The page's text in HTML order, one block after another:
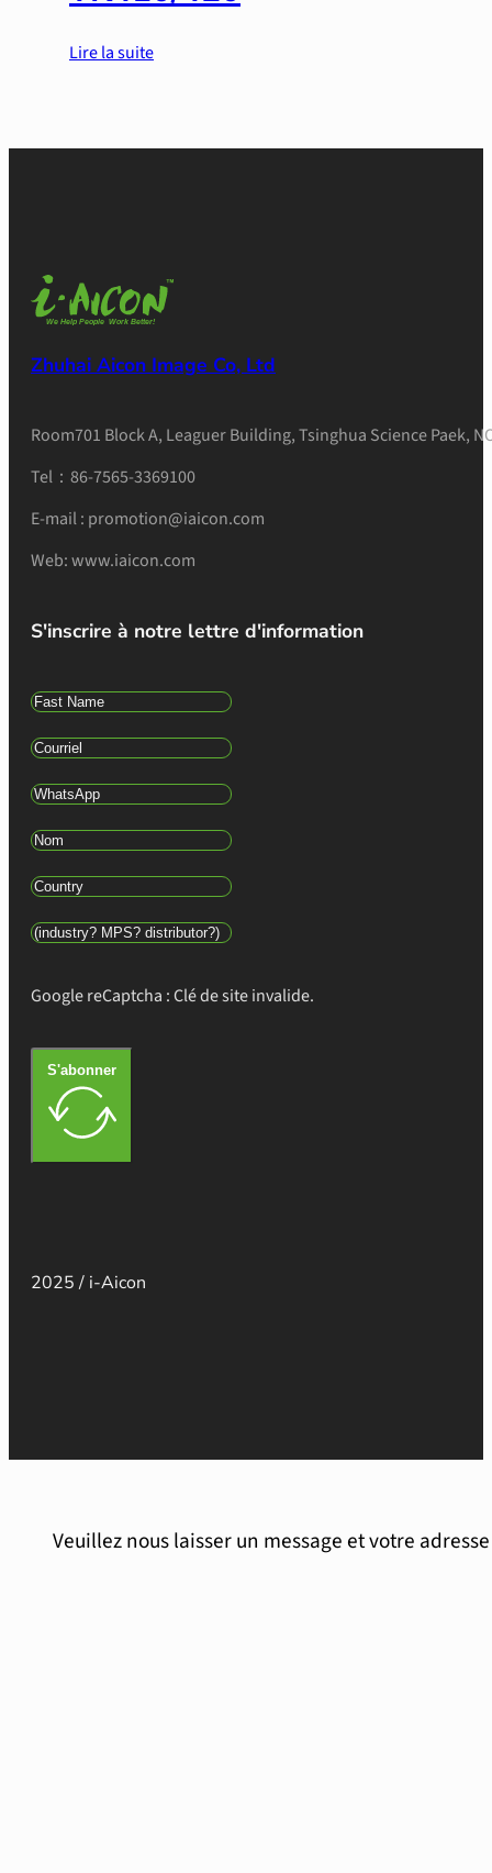
Lire la suite
Zhuhai Aicon Image Co, Ltd
Room701 Block A, Leaguer Building, Tsinghua Science Paek,
Tel：86-7565-3369100
E-mail : promotion@iaicon.com
Web: www.iaicon.com
S'inscrire à notre lettre d'information
Google reCaptcha : Clé de site invalide.
S'abonner
2025 / i-Aicon
Veuillez nous laisser un message et votre